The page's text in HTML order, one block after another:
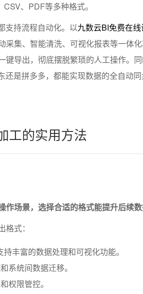
、PDF等多种格式。
支持流程自动化。以九数云BI免费在
采集、智能清洗、可视化报表等一体
键导出，彻底摆脱繁琐的人工操作。
是拼多多，都能实现数据的全自动
工的实用方法
作场景，选择合适的格式能提升后续
式：
丰富的数据处理和可视化功能。
系统间数据迁移。
权限管控。